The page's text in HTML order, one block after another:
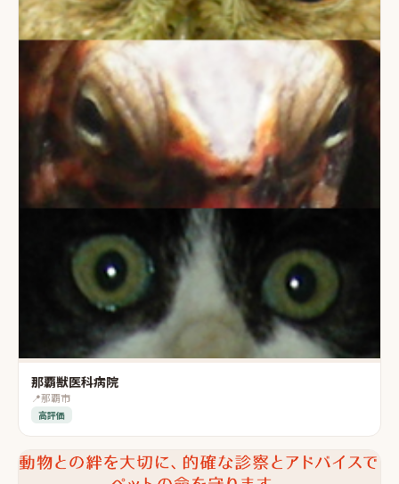
那覇獣医科病院
📍那覇市
高評価